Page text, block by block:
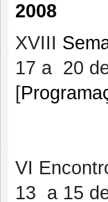
2008
XVIII
17 a 20
[
VI
13 a 15